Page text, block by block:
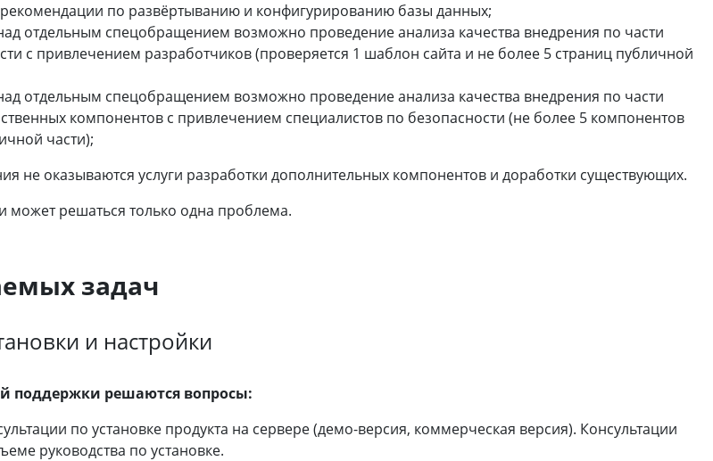
рекомендации по развёртыванию и конфигурированию базы данных;
отдельным спецобращением возможно проведение анализа качества внедрения по части
с привлечением разработчиков (проверяется 1 шаблон сайта и не более 5 страниц публичной
отдельным спецобращением возможно проведение анализа качества внедрения по части
компонентов с привлечением специалистов по безопасности (не более 5 компонентов
части);
не оказываются услуги разработки дополнительных компонентов и доработки существующих.
решаться только одна проблема.
задач
и настройки
поддержки решаются вопросы:
по установке продукта на сервере (демо-версия, коммерческая версия). Консультации
руководства по установке.